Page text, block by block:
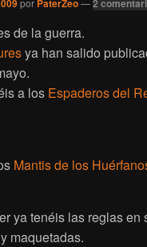
PaterZeo 2
de la guerra.
ya han salido
a los Espaderos del
Mantis de los
ya tenéis las reglas en
maquetadas.